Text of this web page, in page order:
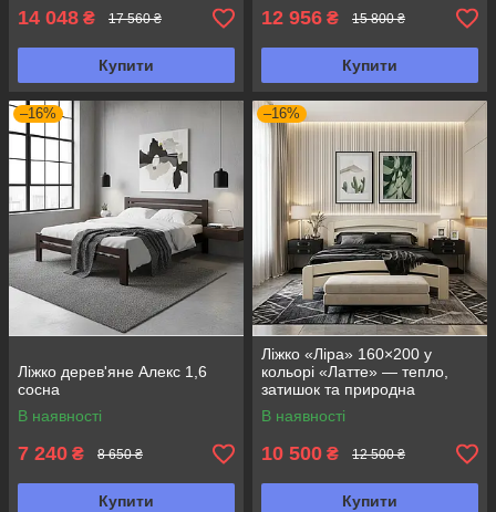
14 048 ₴ 17 560 ₴
Купити
12 956 ₴ 15 800 ₴
Купити
–16%
Ліжко дерев'яне Алекс 1,6
сосна
В наявності
7 240 ₴ 8 650 ₴
Купити
–16%
Ліжко «Ліра» 160×200 у
кольорі «Латте» — тепло,
затишок та природна
елегантність
В наявності
10 500 ₴ 12 500 ₴
Купити